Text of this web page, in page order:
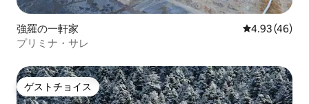
強羅の一軒家 レビュー46
4.93 (46)
プリミナ・サレ
ゲストチョイス
ゲストチョイス